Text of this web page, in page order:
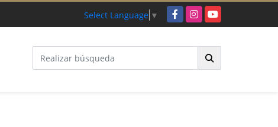
Select Language ▼ FacebookInstagramYouTube